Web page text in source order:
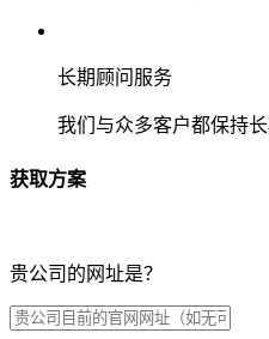
长期顾问服务
我们与众多客户都保持
获取方案
贵公司的网址是？